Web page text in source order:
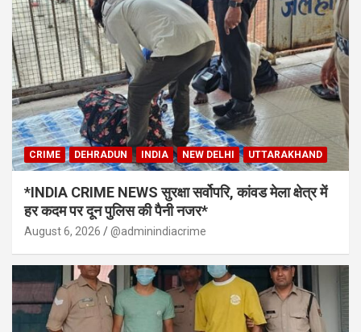
CRIME DEHRADUN INDIA NEW DELHI UTTARAKHAND
*INDIA CRIME NEWS सुरक्षा सर्वोपरि, कांवड मेला क्षेत्र में
हर कदम पर दून पुलिस की पैनी नजर*
August 6, 2026 @adminindiacrime